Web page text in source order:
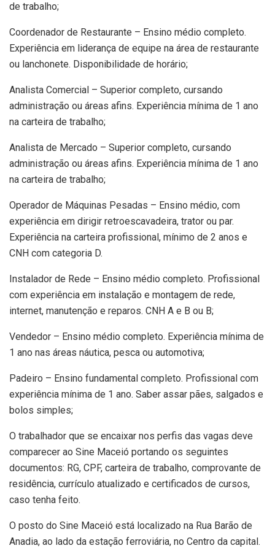
de trabalho;
Coordenador de Restaurante – Ensino médio completo.
Experiência em liderança de equipe na área de restaurante
ou lanchonete. Disponibilidade de horário;
Analista Comercial – Superior completo, cursando
administração ou áreas afins. Experiência mínima de 1 ano
na carteira de trabalho;
Analista de Mercado – Superior completo, cursando
administração ou áreas afins. Experiência mínima de 1 ano
na carteira de trabalho;
Operador de Máquinas Pesadas – Ensino médio, com
experiência em dirigir retroescavadeira, trator ou par.
Experiência na carteira profissional, mínimo de 2 anos e
CNH com categoria D.
Instalador de Rede – Ensino médio completo. Profissional
com experiência em instalação e montagem de rede,
internet, manutenção e reparos. CNH A e B ou B;
Vendedor – Ensino médio completo. Experiência mínima de
1 ano nas áreas náutica, pesca ou automotiva;
Padeiro – Ensino fundamental completo. Profissional com
experiência mínima de 1 ano. Saber assar pães, salgados e
bolos simples;
O trabalhador que se encaixar nos perfis das vagas deve
comparecer ao Sine Maceió portando os seguintes
documentos: RG, CPF, carteira de trabalho, comprovante de
residência, currículo atualizado e certificados de cursos,
caso tenha feito.
O posto do Sine Maceió está localizado na Rua Barão de
Anadia, ao lado da estação ferroviária, no Centro da capital.